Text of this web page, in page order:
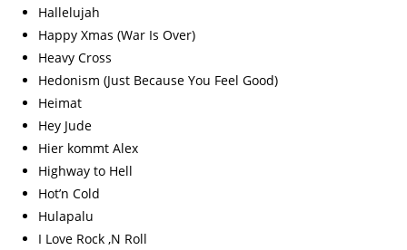
Hallelujah
Happy Xmas (War Is Over)
Heavy Cross
Hedonism (Just Because You Feel Good)
Heimat
Hey Jude
Hier kommt Alex
Highway to Hell
Hot’n Cold
Hulapalu
I Love Rock ‚N Roll